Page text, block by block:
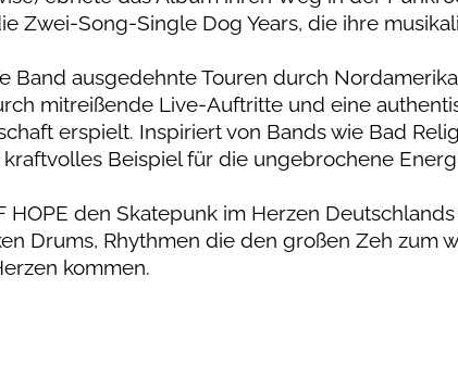
Zwei-Song-Single Dog Years, die ihre
Band ausgedehnte Touren durch
mitreißende Live-Auftritte und eine
erspielt. Inspiriert von Bands wie Bad
Beispiel für die ungebrochene
HOPE den Skatepunk im Herzen
Drums, Rhythmen die den großen Zeh zum
kommen.